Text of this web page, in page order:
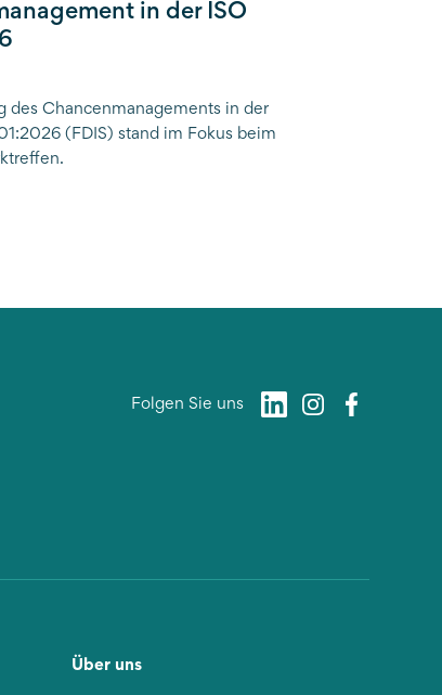
in der ISO
des Chancenmanagements in der
(FDIS) stand im Fokus beim
Folgen Sie uns
Über uns